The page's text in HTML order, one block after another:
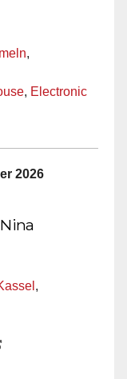
,
, Electronic
2026
,